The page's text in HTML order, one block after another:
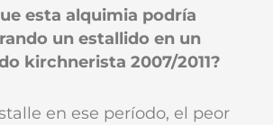
esta alquimia podría
un estallido en un
kirchnerista 2007/2011?
en ese período, el peor